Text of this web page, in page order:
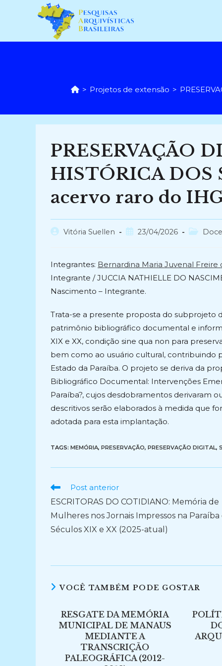
conteúdo
> Projetos de extensão >
PRESERVAÇÃO
HISTÓRICA DOS
acervo raro do
AutorVitória Suellen
Post23/04/2026
Categoria
Integrantes: Bernardina Maria Juvenal Freire
Integrante / JUCCIA NATHIELLE DO
Nascimento – Integrante.
Trata-se a presente proposta do subprojeto
patrimônio bibliográfico documental e
XIX e XX, condição sine qua non para
bem como ao usuário cultural, contribuindo
Estado da Paraíba. O projeto se deriva da
Bibliográfico Documental: Intervenções
Paraíba?, cujos desdobramentos derivaram
descritivos serão elaborados à medida que
adotada para esta implantação.
TAGS: MEMÓRIA, PRESERVAÇÃO, PRESERVAÇÃO DIGITAL,
Ler
artigos
Post anterior
ESCRITORAS DO COTIDIANO: Memória de
Mulheres nos Jornais Impressos na Paraíba
Séculos XIX e XX (2025-atual)
VOCÊ TAMBÉM PODE GOSTAR
RESGATE DA MEMÓRIA
MUNICIPAL DE MANAUS
MEDIANTE A
TRANSCRIÇÃO
PALEOGRÁFICA (2012-